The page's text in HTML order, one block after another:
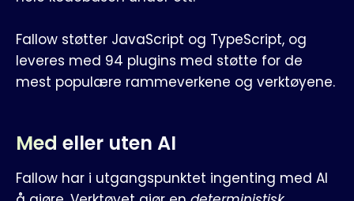
Fallow støtter JavaScript og TypeScript, og
leveres med 94 plugins med støtte for de
mest populære rammeverkene og verktøyene.
Med eller uten AI
Fallow har i utgangspunktet ingenting med AI